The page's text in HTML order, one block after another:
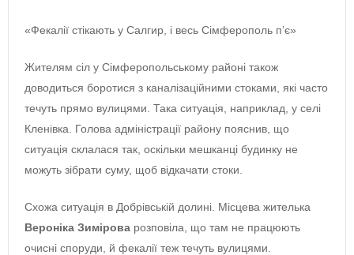
«Фекалії стікають у Салгир, і весь Сімферополь п’є»
Жителям сіл у Сімферопольському районі також
доводиться боротися з каналізаційними стоками, які часто
течуть прямо вулицями. Така ситуація, наприклад, у селі
Кленівка. Голова адміністрації району пояснив, що
ситуація склалася так, оскільки мешканці будинку не
можуть зібрати суму, щоб відкачати стоки.
Схожа ситуація в Добрівській долині. Місцева жителька
Вероніка Зимірова розповіла, що там не працюють
очисні споруди, й фекалії теж течуть вулицями.